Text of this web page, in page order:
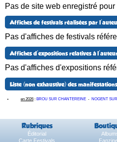
Pas de site web enregistré pour
Affiches de festivals réalisées par
Pas d'affiches de festivals
Affiches d'expositions relatives à
Pas d'affiches d'expositions
Liste (non exhaustive) des
en 2026 : BROU SUR CHANTEREINE - NOGENT
Rubriques
Éditorial
Carte Festivals